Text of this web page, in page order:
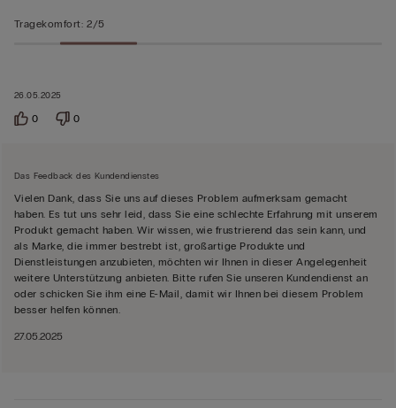
26.05.2025
Tragekomfort: 2/5
0 0
Das Feedback des Kundendienstes
Vielen Dank, dass Sie uns auf dieses Problem aufmerksam gemacht
haben. Es tut uns sehr leid, dass Sie eine schlechte Erfahrung mit unserem
Produkt gemacht haben. Wir wissen, wie frustrierend das sein kann, und
als Marke, die immer bestrebt ist, großartige Produkte und
Dienstleistungen anzubieten, möchten wir Ihnen in dieser Angelegenheit
weitere Unterstützung anbieten. Bitte rufen Sie unseren Kundendienst an
oder schicken Sie ihm eine E-Mail, damit wir Ihnen bei diesem Problem
besser helfen können.
27.05.2025